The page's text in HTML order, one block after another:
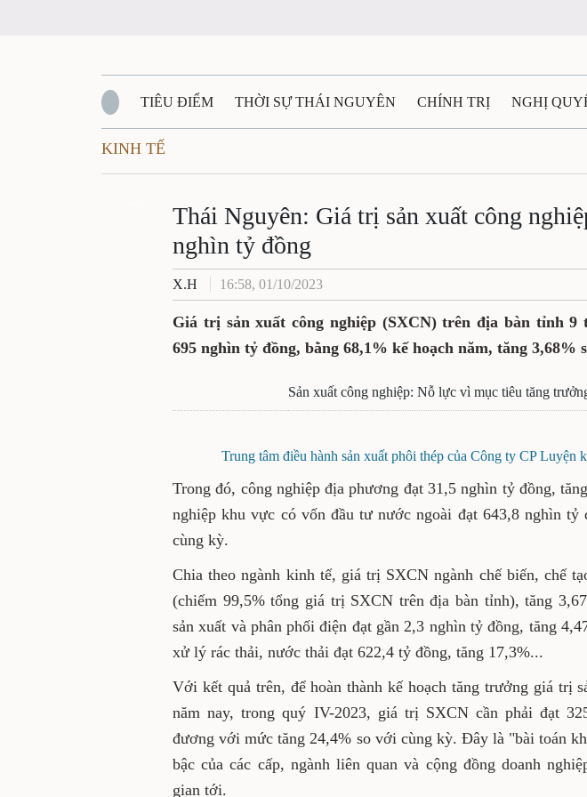
TIÊU ĐIỂM THỜI SỰ THÁI NGUYÊN CHÍNH TRỊ NGHỊ
QUỐC PHÒNG - AN NINH
QUÊ HƯƠNG - ĐẤT NƯỚC QUỐC TẾ TÀI NGUYÊN - MÔI TRƯỜNG
VĂN BẢN, CHÍNH SÁCH MỚI
KINH TẾ
Thái Nguyên: Giá trị sản xuất công
nghìn tỷ đồng
X.H 16:58, 01/10/2023
Giá trị sản xuất công nghiệp(SXCN)trên địa bàn tỉnh 9
695 nghìn tỷ đồng, bằng 68,1% kế hoạch năm, tăng 3,68%
Sản xuất công nghiệp: Nỗ lực vì mục tiêu tăng
Trung tâm điều hành sản xuất phôi thép của Công ty CP Luyện
Trong đó, công nghiệp địa phương đạt 31,5 nghìn tỷ đồng,
nghiệp khu vực có vốn đầu tư nước ngoài đạt 643,8 nghìn tỷ
cùng kỳ.
Chia theo ngành kinh tế, giá trị SXCN ngành chế biến, chế
(chiếm 99,5% tổng giá trị SXCN trên địa bàn tỉnh), tăng
sản xuất và phân phối điện đạt gần 2,3 nghìn tỷ đồng, tăng
xử lý rác thải, nước thải đạt 622,4 tỷ đồng, tăng 17,3%...
Với kết quả trên, để hoàn thành kế hoạch tăng trưởng giá trị
năm nay, trong quý IV-2023, giá trị SXCNcần phải đạt
đương với mức tăng 24,4% so với cùng kỳ. Đây là "bài toán
bậc của các cấp, ngành liên quan và cộng đồng doanh
gian tới.